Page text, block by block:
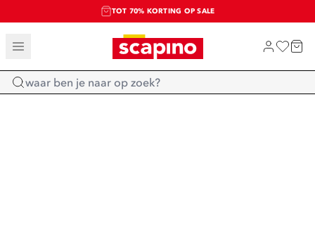
TOT 70% KORTING OP SALE
SALE: LAATSTE KANS!
SHOP NIEUW
Home